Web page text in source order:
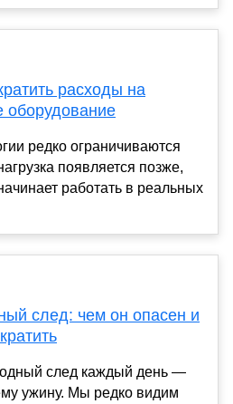
расходы на
оборудование
редко ограничиваются
появляется позже,
работать в реальных
след: чем он опасен и
след каждый день —
ужину. Мы редко видим